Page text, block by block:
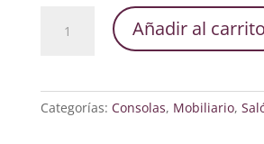
Canadá
cantidad
Añadir al carrito
Categorías: Consolas, Mobiliario,